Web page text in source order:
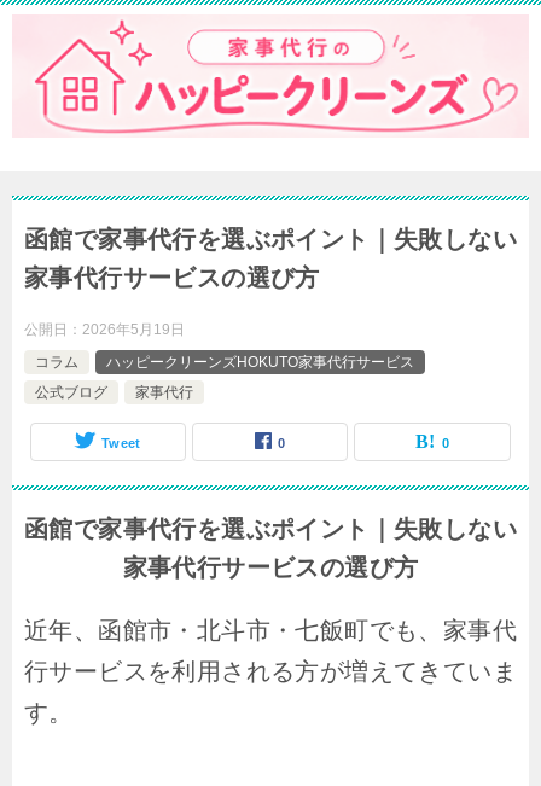
函館で家事代行を選ぶポイント｜失敗しない
家事代行サービスの選び方
公開日： 2026年5月19日
コラム
ハッピークリーンズHOKUTO家事代行サービス
公式ブログ
家事代行
Tweet 0 0
函館で家事代行を選ぶポイント｜失敗しない
家事代行サービスの選び方
近年、函館市・北斗市・七飯町でも、家事代
行サービスを利用される方が増えてきていま
す。